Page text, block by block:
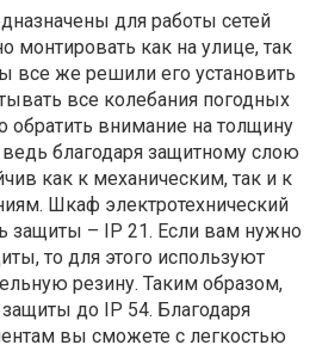
для работы сетей
монтировать как на улице, так
все же решили его установить
все колебания погодных
обратить внимание на толщину
благодаря защитному слою
как к механическим, так и к
Шкаф электротехнический
защиты – IP 21. Если вам нужно
то для этого используют
резину. Таким образом,
до IP 54. Благодаря
вы сможете с легкостью